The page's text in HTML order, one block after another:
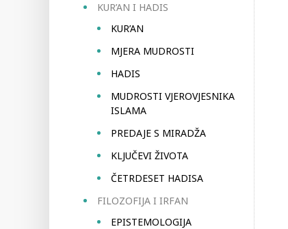
KUR’AN I HADIS
KUR’AN
MJERA MUDROSTI
HADIS
MUDROSTI VJEROVJESNIKA
ISLAMA
PREDAJE S MIRADŽA
KLJUČEVI ŽIVOTA
ČETRDESET HADISA
FILOZOFIJA I IRFAN
EPISTEMOLOGIJA